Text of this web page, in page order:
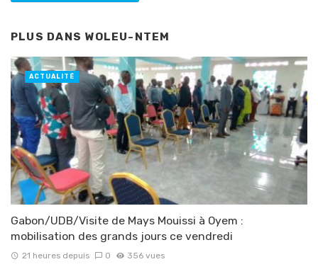
PLUS DANS WOLEU-NTEM
Gabon/UDB/Visite de Mays Mouissi à Oyem :
mobilisation des grands jours ce vendredi
21 heures depuis 0 356 vues
ACTUALITÉ